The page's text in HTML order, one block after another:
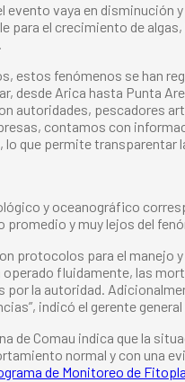
vaya en
el crecimiento de
.
fenómenos se han
desde Arica hasta Punta
autoridades, pescadores
contamos con
que permite transparentar
y oceanográfico
y muy lejos del
protocolos para el
fluidamente, las
la autoridad.
indicó el gerente general
de Comau indica que la
normal y con una
de Monitoreo de